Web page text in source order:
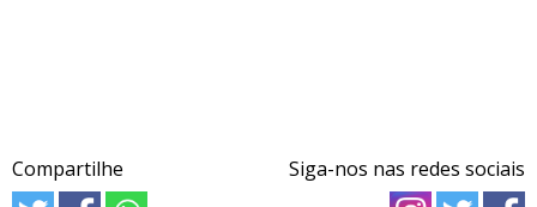
Compartilhe Siga-nos nas redes sociais